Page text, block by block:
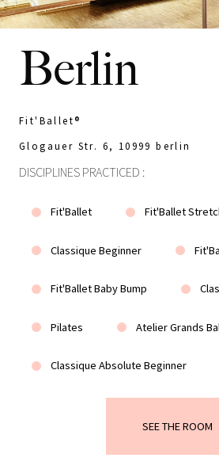
Berlin
Fit'Ballet®
Glogauer Str. 6, 10999 berlin
DISCIPLINES PRACTICED :
Fit'Ballet Fit'Ballet
Classique Beginner
Fit'Ballet Baby Bump
Pilates Atelier Grands
Classique Absolute Beginner
SEE THE ROOM